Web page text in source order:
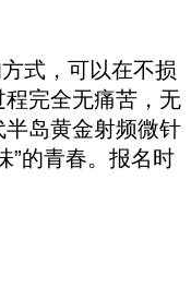
式，可以在不损
完全无痛苦，无
岛黄金射频微针
”的青春。报名时